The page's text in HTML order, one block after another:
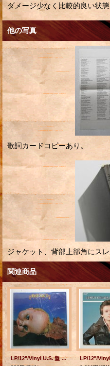
ダメージ少なく比較的良い状態
他の写真
歌詞カードコピーあり。
ジャケット、背部上部角にスレ
関連商品
LP/12"/Vinyl U.S. 盤 ALIBI AMERICA/アメリカ (1980) シュリンク/オリジナルスリーブ